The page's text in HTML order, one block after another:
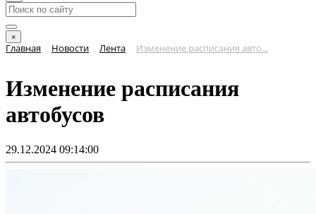
×
Главная Новости Лента Изменение расписания авто...
Изменение расписания
автобусов
29.12.2024 09:14:00